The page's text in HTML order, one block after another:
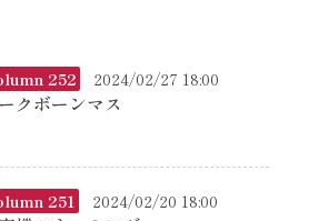
252 2024/02/27 18:00
クボーンマス
251 2024/02/20 18:00